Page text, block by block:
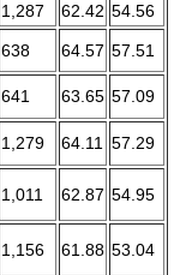
1,287 62.42 54.56
638 64.57 57.51
641 63.65 57.09
1,279 64.11 57.29
1,011 62.87 54.95
1,156 61.88 53.04